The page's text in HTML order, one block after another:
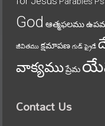
God ఆత్మఫలము
జీవితము క్షమాపణ గుడ్ ఫ్రైడే
వాక్యముప్రేమ
Contact Us